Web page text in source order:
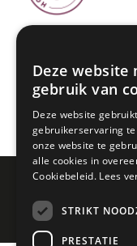
© 2026 -
Deze website
gebruik van
Deze website
gebruikerservaring
onze website te
alle cookies in
Cookiebeleid. Lees
STRIKT
PRESTATIE